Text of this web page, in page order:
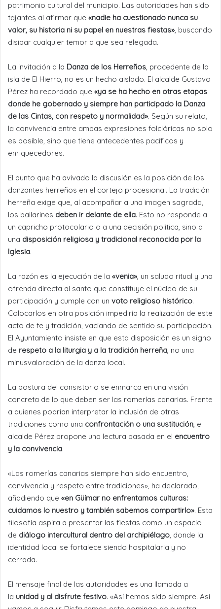
patrimonio cultural del municipio. Las autoridades han sido
tajantes al afirmar que «nadie ha cuestionado nunca su
valor, su historia ni su papel en nuestras fiestas», buscando
disipar cualquier temor a que sea relegada.
La invitación a la Danza de los Herreños, procedente de la
isla de El Hierro, no es un hecho aislado. El alcalde Gustavo
Pérez ha recordado que «ya se ha hecho en otras etapas
donde he gobernado y siempre han participado la Danza
de las Cintas, con respeto y normalidad». Según su relato,
la convivencia entre ambas expresiones folclóricas no solo
es posible, sino que tiene antecedentes pacíficos y
enriquecedores.
El punto que ha avivado la discusión es la posición de los
danzantes herreños en el cortejo procesional. La tradición
herreña exige que, al acompañar a una imagen sagrada,
los bailarines deben ir delante de ella. Esto no responde a
un capricho protocolario o a una decisión política, sino a
una disposición religiosa y tradicional reconocida por la
Iglesia.
La razón es la ejecución de la «venia», un saludo ritual y una
ofrenda directa al santo que constituye el núcleo de su
participación y cumple con un voto religioso histórico.
Colocarlos en otra posición impediría la realización de este
acto de fe y tradición, vaciando de sentido su participación.
El Ayuntamiento insiste en que esta disposición es un signo
de respeto a la liturgia y a la tradición herreña, no una
minusvaloración de la danza local.
La postura del consistorio se enmarca en una visión
concreta de lo que deben ser las romerías canarias. Frente
a quienes podrían interpretar la inclusión de otras
tradiciones como una confrontación o una sustitución, el
alcalde Pérez propone una lectura basada en el encuentro
y la convivencia.
«Las romerías canarias siempre han sido encuentro,
convivencia y respeto entre tradiciones», ha declarado,
añadiendo que «en Güímar no enfrentamos culturas:
cuidamos lo nuestro y también sabemos compartirlo». Esta
filosofía aspira a presentar las fiestas como un espacio
de diálogo intercultural dentro del archipiélago, donde la
identidad local se fortalece siendo hospitalaria y no
cerrada.
El mensaje final de las autoridades es una llamada a
la unidad y al disfrute festivo. «Así hemos sido siempre. Así